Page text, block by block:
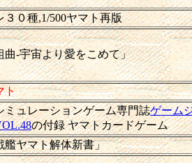
３０種,1/500ヤマト再版
曲-宇宙より愛をこめて」
ト
ミュレーションゲーム専門誌ゲーム
の付録 ヤマトカードゲーム
艦ヤマト解体新書」